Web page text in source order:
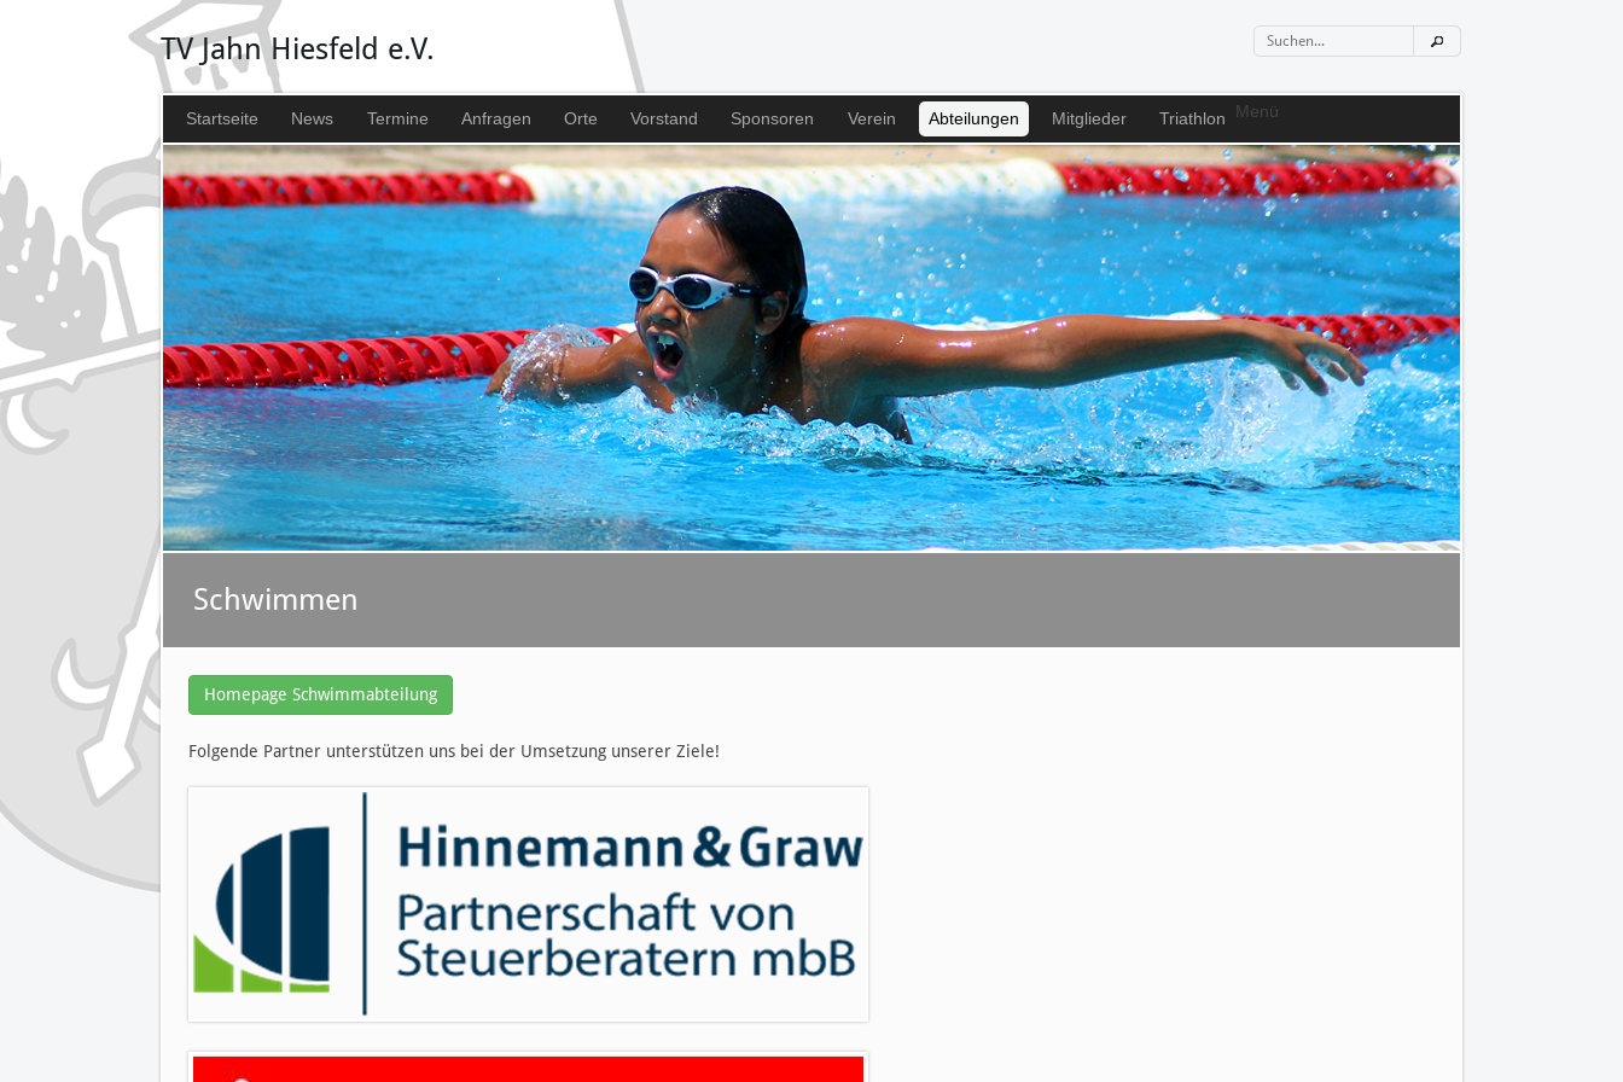
TV Jahn Hiesfeld e.V.
Menü
Startseite News Termine Anfragen Orte Vorstand Sponsoren Verein Abteilungen Mitglieder Triathlon
Schwimmen
Homepage Schwimmabteilung
Folgende Partner unterstützen uns bei der Umsetzung unserer Ziele!